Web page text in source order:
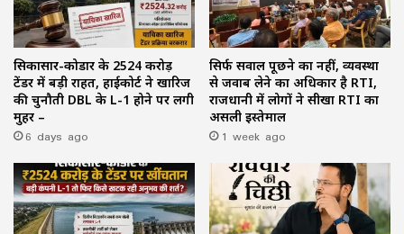
सिकासार-कोडार के ₹2524 करोड़
टेंडर में बड़ी राहत, हाईकोर्ट ने खारिज
की चुनौती DBL के L-1 होने पर लगी
मुहर –
6 days ago
सिर्फ सवाल पूछने का नहीं, व्यवस्था
से जवाब लेने का अधिकार है RTI,
राजधानी में लोगों ने सीखा RTI का
असली इस्तेमाल
1 week ago